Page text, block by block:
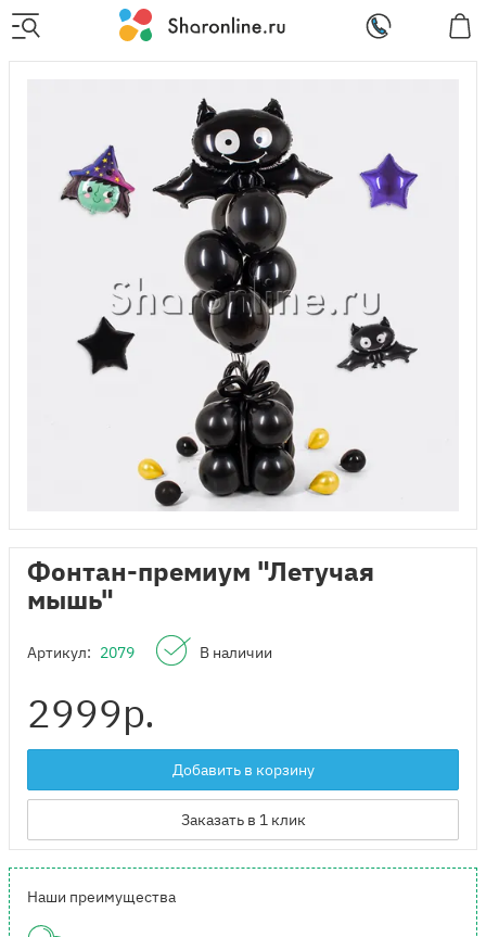
Фонтан-премиум "Летучая
мышь"
Артикул: 2079 В наличии
2999р.
Добавить в корзину
Заказать в 1 клик
Наши преимущества